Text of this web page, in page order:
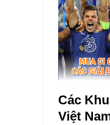
Các
Việt